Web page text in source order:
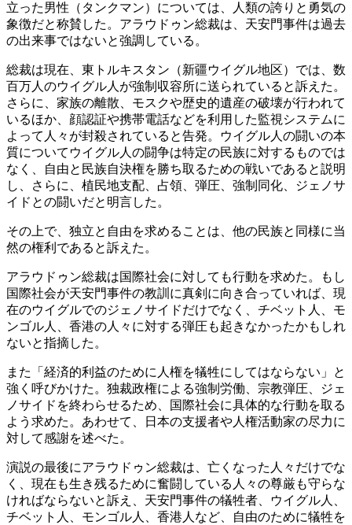
立った男性（タンクマン）については、人類の誇りと勇気の
象徴だと称賛した。アラウドゥン総裁は、天安門事件は過去
の出来事ではないと強調している。
総裁は現在、東トルキスタン（新疆ウイグル地区）では、数
百万人のウイグル人が強制収容所に送られていると訴えた。
さらに、家族の離散、モスクや歴史的遺産の破壊が行われて
いるほか、顔認証や携帯電話などを利用した監視システムに
よって人々が封殺されていると告発。ウイグル人の闘いの本
質についてウイグル人の闘争は特定の民族に対するものでは
なく、自由と民族自決権を勝ち取るための戦いであると説明
し、さらに、植民地支配、占領、弾圧、強制同化、ジェノサ
イドとの闘いだと明言した。
その上で、独立と自由を求めることは、他の民族と同様に当
然の権利であると訴えた。
アラウドゥン総裁は国際社会に対しても行動を求めた。もし
国際社会が天安門事件の教訓に真剣に向き合っていれば、現
在のウイグルでのジェノサイドだけでなく、チベット人、モ
ンゴル人、香港の人々に対する弾圧も起きなかったかもしれ
ないと指摘した。
また「経済的利益のために人権を犠牲にしてはならない」と
強く呼びかけた。独裁政権による強制労働、宗教弾圧、ジェ
ノサイドを終わらせるため、国際社会に具体的な行動を取る
よう求めた。あわせて、日本の支援者や人権活動家の尽力に
対して感謝を述べた。
演説の最後にアラウドゥン総裁は、亡くなった人々だけでな
く、現在も生き残るために奮闘している人々の尊厳も守らな
ければならないと訴え、天安門事件の犠牲者、ウイグル人、
チベット人、モンゴル人、香港人など、自由のために犠牲を